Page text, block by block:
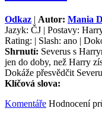
Odkaz | Autor: Mania
Jazyk: ČJ | Postavy:
Rating: | Slash: ano |
Shrnutí: Severus s
jen do doby, než Harry
Dokáže přesvědčit
Klíčová slova:
Komentáře Hodnocení